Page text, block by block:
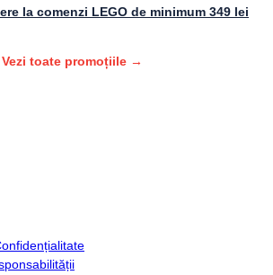
la comenzi LEGO de minimum 349 lei
Vezi toate promoțiile →